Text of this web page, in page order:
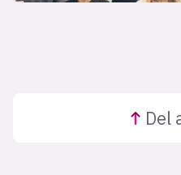
Del